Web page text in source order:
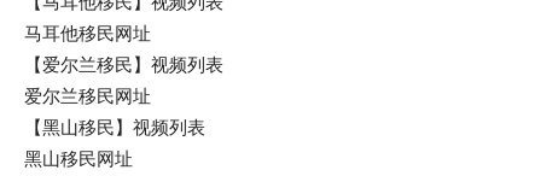
马耳他移民网址
【爱尔兰移民】视频列表
爱尔兰移民网址
【黑山移民】视频列表
黑山移民网址